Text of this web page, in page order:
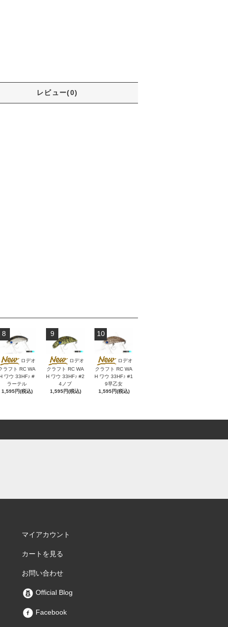
レビュー(0)
8
ロデオ
ラフト RC WA
ワウ 33HF♪ #
ラーテル
1,595円(税込)
9
ロデオ
クラフト RC WA
H ワウ 33HF♪ #2
4ノブ
1,595円(税込)
10
ロデオ
クラフト RC WA
H ワウ 33HF♪ #1
9早乙女
1,595円(税込)
マイアカウント
カートを見る
お問い合わせ
Official Blog
Facebook